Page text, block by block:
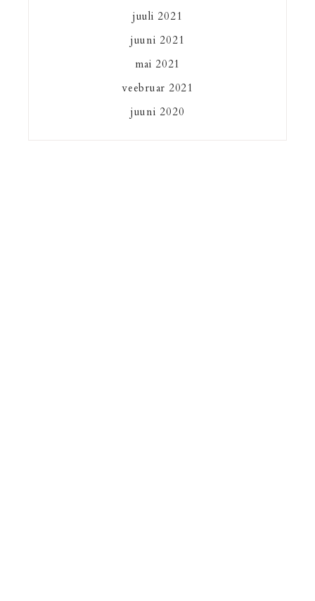
juuli 2021
juuni 2021
mai 2021
veebruar 2021
juuni 2020